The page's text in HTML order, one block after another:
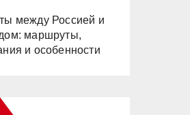
между Россией и
маршруты,
и особенности